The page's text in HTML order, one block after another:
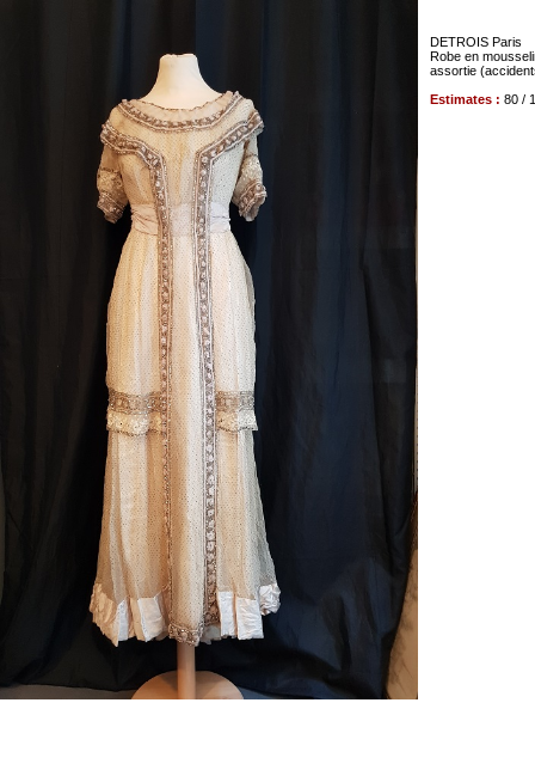
DETROIS Paris
Robe en
assortie
Estimates : 80 /